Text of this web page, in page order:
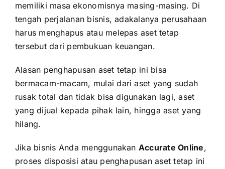
memiliki masa ekonomisnya masing-masing. Di
tengah perjalanan bisnis, adakalanya perusahaan
harus menghapus atau melepas aset tetap
tersebut dari pembukuan keuangan.
Alasan penghapusan aset tetap ini bisa
bermacam-macam, mulai dari aset yang sudah
rusak total dan tidak bisa digunakan lagi, aset
yang dijual kepada pihak lain, hingga aset yang
hilang.
Jika bisnis Anda menggunakan Accurate Online,
proses disposisi atau penghapusan aset tetap ini